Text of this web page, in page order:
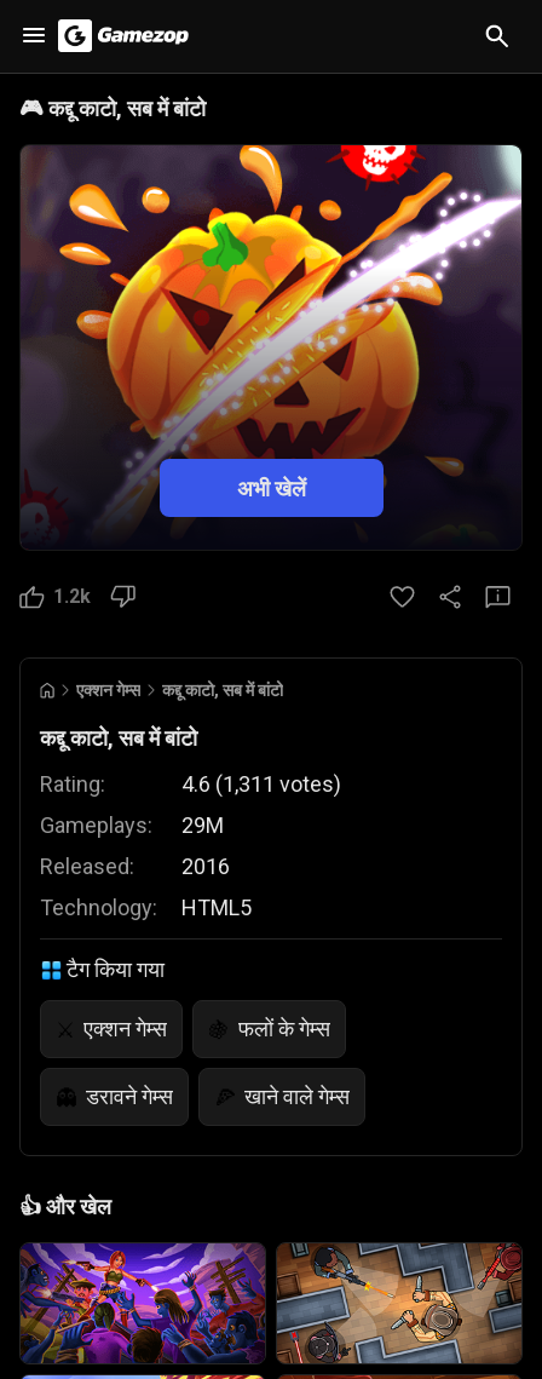
🎮कद्दू काटो, सब में बांटो
अभी खेलें
1.2k
एक्शन गेम्स कद्दू काटो, सब में बांटो
कद्दू काटो, सब में बांटो
Rating:
Gameplays:
Released:
Technology:
4.6 (1,311 votes)
29M
2016
HTML5
टैग किया गया
⚔️ एक्शन गेम्स 🍇 फलों के गेम्स
👻 डरावने गेम्स 🍕 खाने वाले गेम्स
👍और खेल